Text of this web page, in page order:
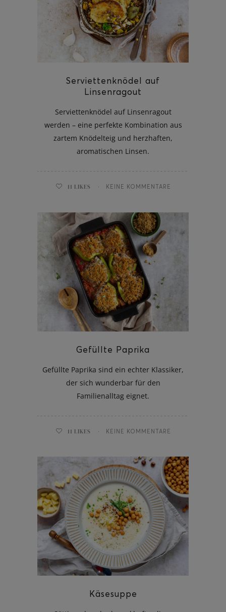
Serviettenknödel auf
Linsenragout
Serviettenknödel auf Linsenragout
werden – eine perfekte Kombination aus
zartem Knödelteig und herzhaften,
aromatischen Linsen.
11 LIKES KEINE KOMMENTARE
Gefüllte Paprika
Gefüllte Paprika sind ein echter Klassiker,
der sich wunderbar für den
Familienalltag eignet.
11 LIKES KEINE KOMMENTARE
Käsesuppe